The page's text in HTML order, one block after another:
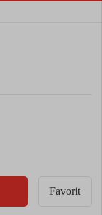
Favorit